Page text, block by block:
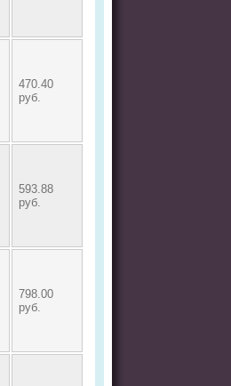
470.40
руб.
593.88
руб.
798.00
руб.